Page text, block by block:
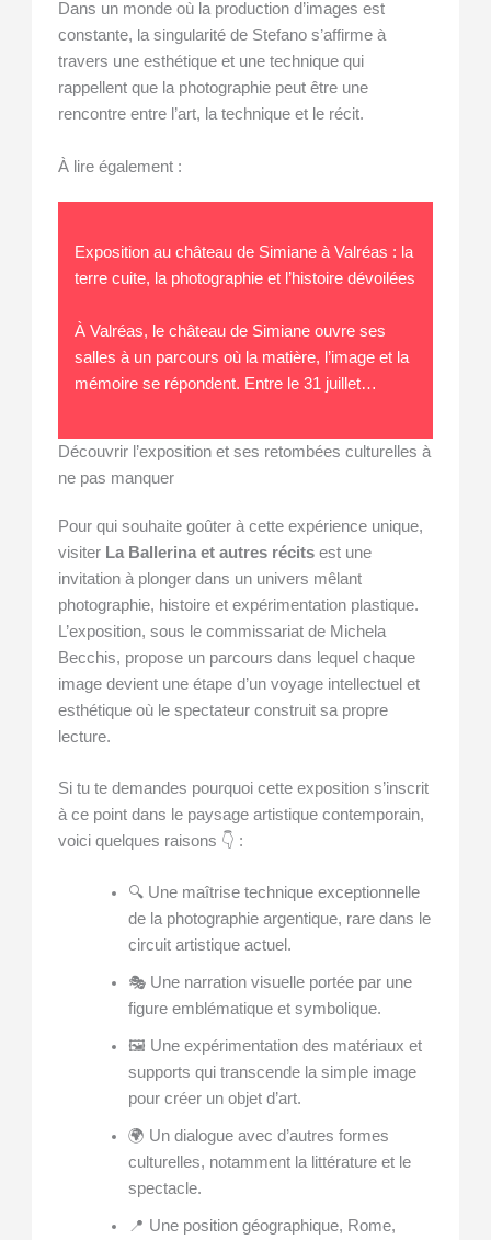
Dans un monde où la production d’images est
constante, la singularité de Stefano s’affirme à
travers une esthétique et une technique qui
rappellent que la photographie peut être une
rencontre entre l’art, la technique et le récit.
À lire également :
Exposition au château de Simiane à Valréas : la
terre cuite, la photographie et l’histoire dévoilées
À Valréas, le château de Simiane ouvre ses
salles à un parcours où la matière, l’image et la
mémoire se répondent. Entre le 31 juillet…
Découvrir l’exposition et ses retombées culturelles à
ne pas manquer
Pour qui souhaite goûter à cette expérience unique,
visiter La Ballerina et autres récits est une
invitation à plonger dans un univers mêlant
photographie, histoire et expérimentation plastique.
L’exposition, sous le commissariat de Michela
Becchis, propose un parcours dans lequel chaque
image devient une étape d’un voyage intellectuel et
esthétique où le spectateur construit sa propre
lecture.
Si tu te demandes pourquoi cette exposition s’inscrit
à ce point dans le paysage artistique contemporain,
voici quelques raisons 👇 :
🔍 Une maîtrise technique exceptionnelle
de la photographie argentique, rare dans le
circuit artistique actuel.
🎭 Une narration visuelle portée par une
figure emblématique et symbolique.
🖼 Une expérimentation des matériaux et
supports qui transcende la simple image
pour créer un objet d’art.
🌍 Un dialogue avec d’autres formes
culturelles, notamment la littérature et le
spectacle.
📍 Une position géographique, Rome,